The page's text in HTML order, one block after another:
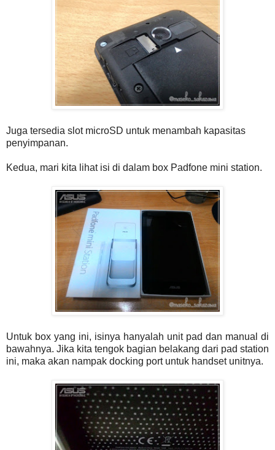
Juga tersedia slot microSD untuk menambah kapasitas
penyimpanan.
Kedua, mari kita lihat isi di dalam box Padfone mini station.
Untuk box yang ini, isinya hanyalah unit pad dan manual di
bawahnya. Jika kita tengok bagian belakang dari pad station
ini, maka akan nampak docking port untuk handset unitnya.